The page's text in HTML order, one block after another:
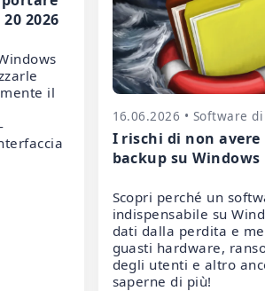
2026
il
16.06.2026 • Software
I rischi di non
backup su Windows
Scopri perché un
indispensabile su
dati dalla perdita e
guasti hardware,
degli utenti e altro
saperne di più!